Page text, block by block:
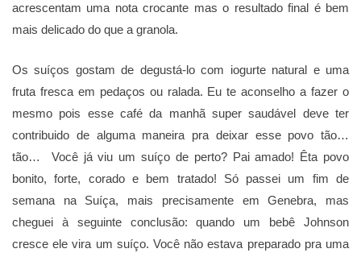
acrescentam uma nota crocante mas o resultado final é bem
mais delicado do que a granola.
Os suíços gostam de degustá-lo com iogurte natural e uma
fruta fresca em pedaços ou ralada. Eu te aconselho a fazer o
mesmo pois esse café da manhã super saudável deve ter
contribuido de alguma maneira pra deixar esse povo tão…
tão… Você já viu um suíço de perto? Pai amado! Êta povo
bonito, forte, corado e bem tratado! Só passei um fim de
semana na Suíça, mais precisamente em Genebra, mas
cheguei à seguinte conclusão: quando um bebê Johnson
cresce ele vira um suíço. Você não estava preparado pra uma